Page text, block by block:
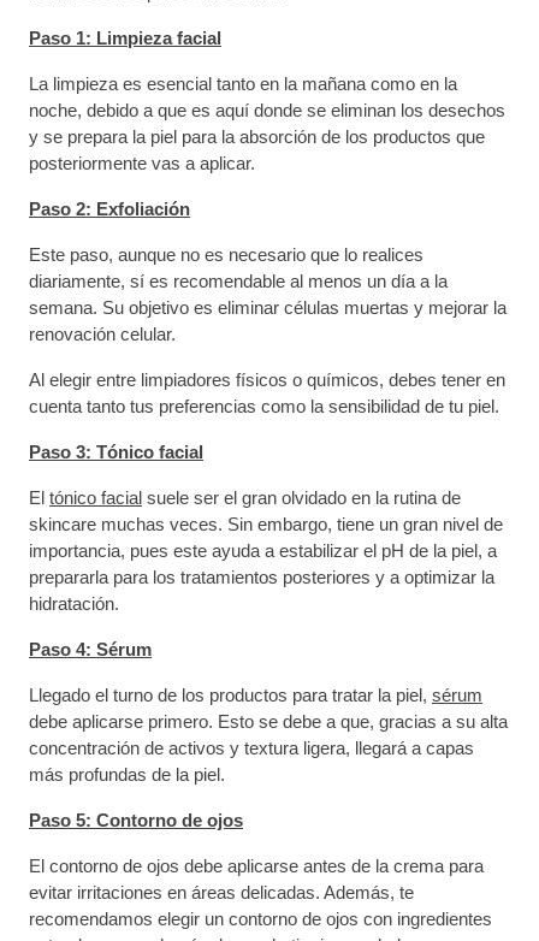
Paso 1: Limpieza facial
La limpieza es esencial tanto en la mañana como en la
noche, debido a que es aquí donde se eliminan los desechos
y se prepara la piel para la absorción de los productos que
posteriormente vas a aplicar.
Paso 2: Exfoliación
Este paso, aunque no es necesario que lo realices
diariamente, sí es recomendable al menos un día a la
semana. Su objetivo es eliminar células muertas y mejorar la
renovación celular.
Al elegir entre limpiadores físicos o químicos, debes tener en
cuenta tanto tus preferencias como la sensibilidad de tu piel.
Paso 3: Tónico facial
El tónico facial suele ser el gran olvidado en la rutina de
skincare muchas veces. Sin embargo, tiene un gran nivel de
importancia, pues este ayuda a estabilizar el pH de la piel, a
prepararla para los tratamientos posteriores y a optimizar la
hidratación.
Paso 4: Sérum
Llegado el turno de los productos para tratar la piel, sérum
debe aplicarse primero. Esto se debe a que, gracias a su alta
concentración de activos y textura ligera, llegará a capas
más profundas de la piel.
Paso 5: Contorno de ojos
El contorno de ojos debe aplicarse antes de la crema para
evitar irritaciones en áreas delicadas. Además, te
recomendamos elegir un contorno de ojos con ingredientes